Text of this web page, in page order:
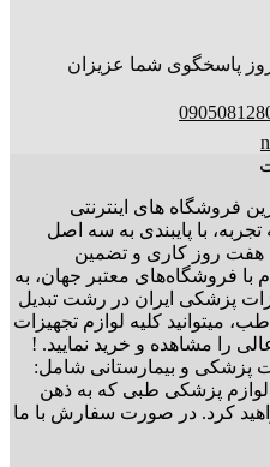
شبانه‌روز پاسخگوی شما عزیزان
فروشگاه های اینترنتی
با پایبندی به سه اصل
هفت روز کاری و تضمین
با فروشگاه‌های معتبر جهان، به
پزشکی ایران در رشت تبدیل
میتوانید کلیه لوازم تجهیزات
را مشاهده و خرید نمایید. !
پزشکی و بیمارستانی شامل:
لوازم پزشکی طبی که به ذهن
کرد. در صورت سفارش با ما